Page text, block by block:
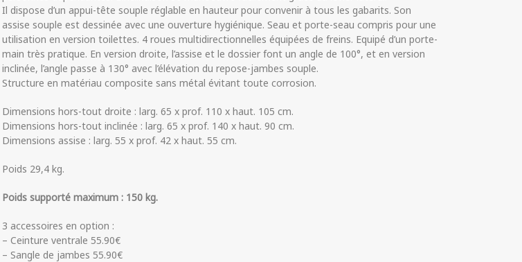
Il dispose d’un appui-tête souple réglable en hauteur pour convenir à tous les gabarits. Son
assise souple est dessinée avec une ouverture hygiénique. Seau et porte-seau compris pour une
utilisation en version toilettes. 4 roues multidirectionnelles équipées de freins. Equipé d’un porte-
main très pratique. En version droite, l’assise et le dossier font un angle de 100°, et en version
inclinée, l’angle passe à 130° avec l’élévation du repose-jambes souple.
Structure en matériau composite sans métal évitant toute corrosion.
Dimensions hors-tout droite : larg. 65 x prof. 110 x haut. 105 cm.
Dimensions hors-tout inclinée : larg. 65 x prof. 140 x haut. 90 cm.
Dimensions assise : larg. 55 x prof. 42 x haut. 55 cm.
Poids 29,4 kg.
Poids supporté maximum : 150 kg.
3 accessoires en option :
– Ceinture ventrale 55.90€
– Sangle de jambes 55.90€